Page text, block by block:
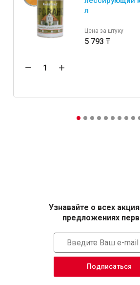
л
Цена за штуку
5 793 ₸
Узнавайте о всех
предложениях
Подписаться